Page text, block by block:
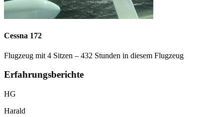
Cessna 172
Flugzeug mit 4 Sitzen – 432 Stunden in diesem Flugzeug
Erfahrungsberichte
HG
Harald